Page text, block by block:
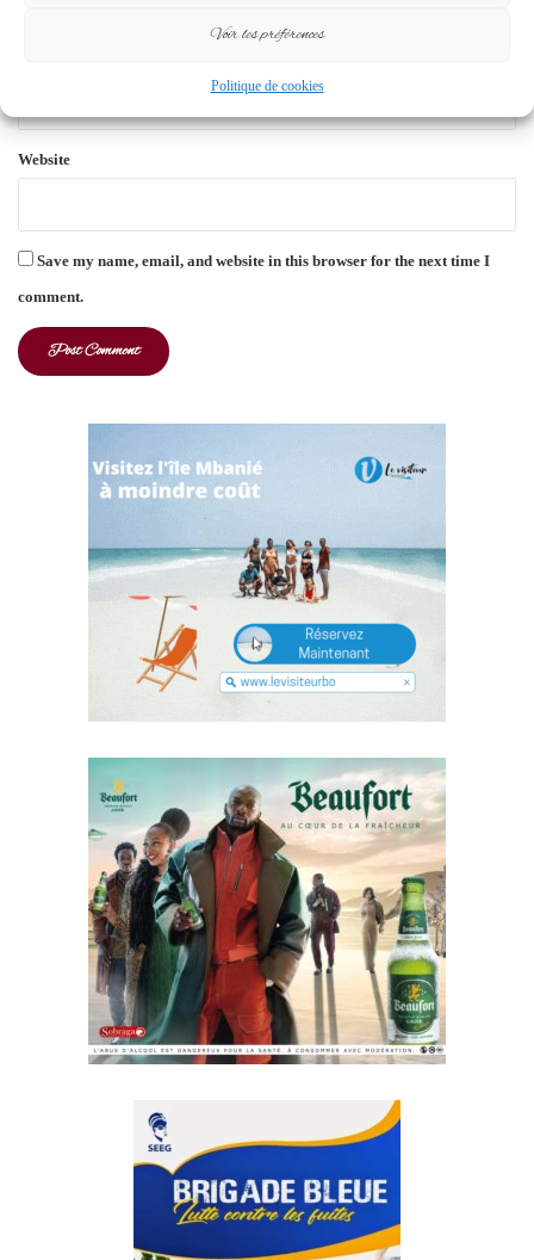
Voir les préférences
Politique de cookies
Website
Save my name, email, and website in this browser for the next time I
comment.